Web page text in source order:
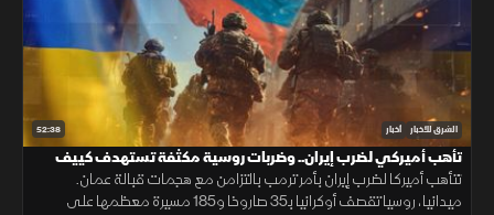
52:38 الشرق للأخبار أخبار
تأهب أميركي لضرب إيران.. وضربات روسية مكثفة تستهدف كييف
تتأهب أميركا لضرب إيران بأمر ترمب بالتزامن مع هجمات قبالة عمان.
ميدانيا، روسيا تقصف أوكرانيا بـ35 صاروخا و185 مسيرة معظمها على